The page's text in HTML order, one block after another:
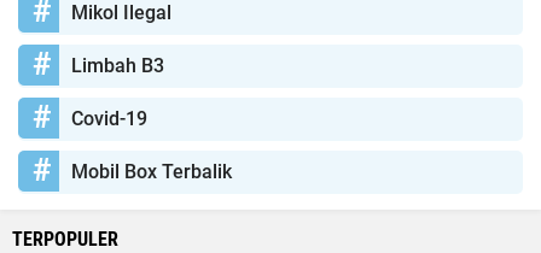
Mikol Ilegal
Limbah B3
Covid-19
Mobil Box Terbalik
TERPOPULER